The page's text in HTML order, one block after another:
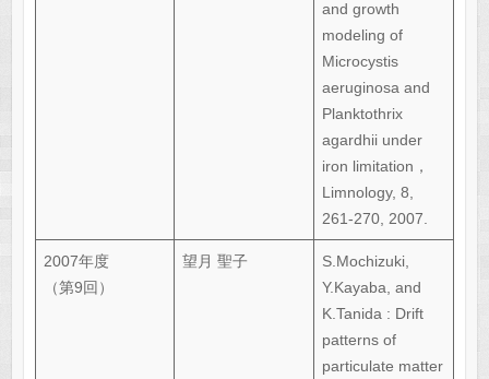
and growth
modeling of
Microcystis
aeruginosa and
Planktothrix
agardhii under
iron limitation，
Limnology, 8,
261-270, 2007.
2007年度
（第9回）
望月 聖子
S.Mochizuki,
Y.Kayaba, and
K.Tanida : Drift
patterns of
particulate matter